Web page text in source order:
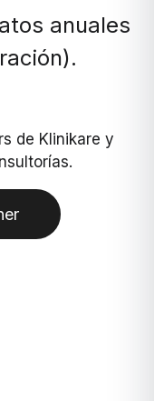
anuales
de Klinikare y